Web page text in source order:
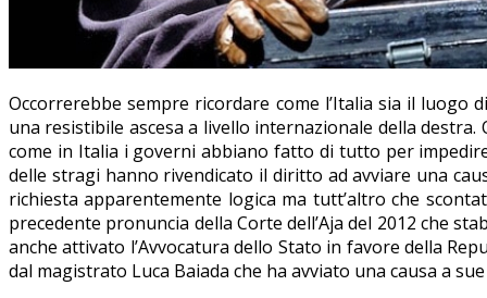
Occorrerebbe sempre ricordare come l’Italia sia il luogo
una resistibile ascesa a livello internazionale della
come in Italia i governi abbiano fatto di tutto per
delle stragi hanno rivendicato il diritto ad avviare una
richiesta apparentemente logica ma tutt’altro che
precedente pronuncia della Corte dell’Aja del 2012 che
anche attivato l’Avvocatura dello Stato in favore della
dal magistrato Luca Baiada che ha avviato una causa a sue